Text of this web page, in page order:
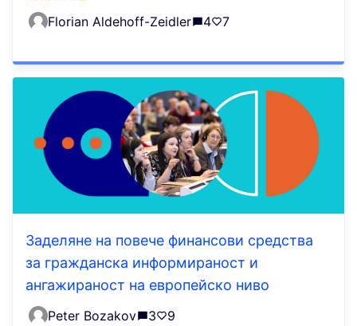
Florian Aldehoff-Zeidler 4 7
Заделяне на повече финансови средства
за гражданска информираност и
ангажираност на европейско ниво
Peter Bozakov 3 9